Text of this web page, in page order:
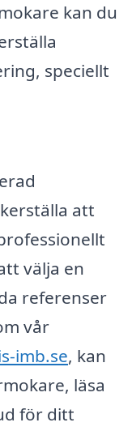
kan du
speciellt
att
välja en
referenser
vår
imb.se, kan
läsa
för ditt